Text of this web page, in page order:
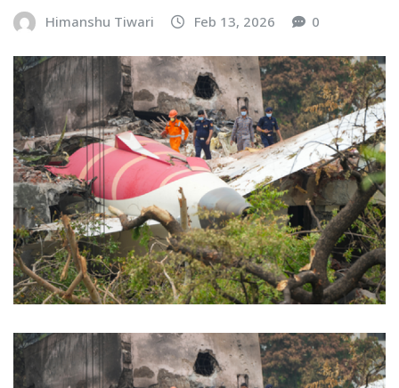
Himanshu Tiwari Feb 13, 2026 0